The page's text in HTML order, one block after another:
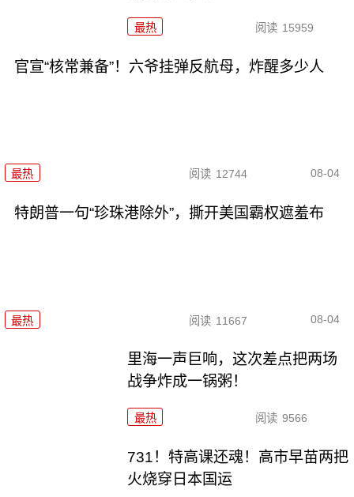
最热 阅读 15959
官宣“核常兼备”！六爷挂弹反航母，炸醒多少人
最热 阅读 12744 08-04
特朗普一句“珍珠港除外”，撕开美国霸权遮羞布
最热 阅读 11667 08-04
里海一声巨响，这次差点把两场
战争炸成一锅粥！
最热 阅读 9566
731！特高课还魂！高市早苗两把
火烧穿日本国运